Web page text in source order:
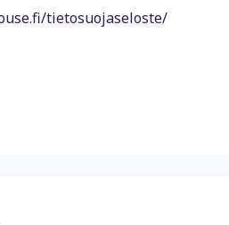
tietosuojaseloste/